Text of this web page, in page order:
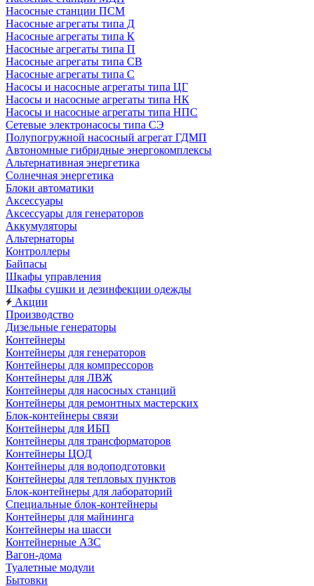
Насосные станции ПСМ
Насосные агрегаты типа Д
Насосные агрегаты типа К
Насосные агрегаты типа П
Насосные агрегаты типа СВ
Насосные агрегаты типа С
Насосы и насосные агрегаты типа ЦГ
Насосы и насосные агрегаты типа НК
Насосы и насосные агрегаты типа НПС
Сетевые электронасосы типа СЭ
Полупогружной насосный агрегат ГДМП
Автономные гибридные энергокомплексы
Альтернативная энергетика
Солнечная энергетика
Блоки автоматики
Аксессуары
Аксессуары для генераторов
Аккумуляторы
Альтернаторы
Контроллеры
Байпасы
Шкафы управления
Шкафы сушки и дезинфекции одежды
Акции
Производство
Дизельные генераторы
Контейнеры
Контейнеры для генераторов
Контейнеры для компрессоров
Контейнеры для ЛВЖ
Контейнеры для насосных станций
Контейнеры для ремонтных мастерских
Блок-контейнеры связи
Контейнеры для ИБП
Контейнеры для трансформаторов
Контейнеры ЦОД
Контейнеры для водоподготовки
Контейнеры для тепловых пунктов
Блок-контейнеры для лабораторий
Специальные блок-контейнеры
Контейнеры для майнинга
Контейнеры на шасси
Контейнерные АЗС
Вагон-дома
Туалетные модули
Бытовки